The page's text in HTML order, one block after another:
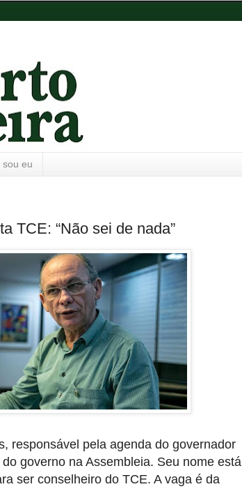
sou eu
TCE: “Não sei de nada”
responsável pela agenda do governador
governo na Assembleia. Seu nome está
ser conselheiro do TCE. A vaga é da